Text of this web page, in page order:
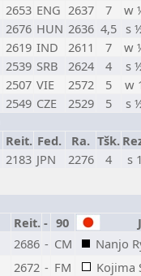
2653 ENG 2637 7
w
2676 HUN 2636 4,5 s
2619 IND 2611 7
w
2539 SRB 2624 4
s
2507 VIE 2572 5
w
2549 CZE 2529 5
s
Reit. Fed. Ra. Tšk.
2183 JPN 2276 4 s
Reit. - 90
2686 - CM
Nanjo
2672 - FM
Kojima